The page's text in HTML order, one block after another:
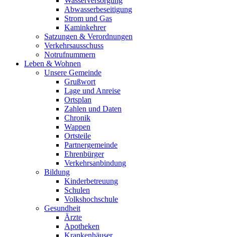
Abwasserbeseitigung
Strom und Gas
Kaminkehrer
Satzungen & Verordnungen
Verkehrsausschuss
Notrufnummern
Leben & Wohnen
Unsere Gemeinde
Grußwort
Lage und Anreise
Ortsplan
Zahlen und Daten
Chronik
Wappen
Ortsteile
Partnergemeinde
Ehrenbürger
Verkehrsanbindung
Bildung
Kinderbetreuung
Schulen
Volkshochschule
Gesundheit
Ärzte
Apotheken
Krankenhäuser